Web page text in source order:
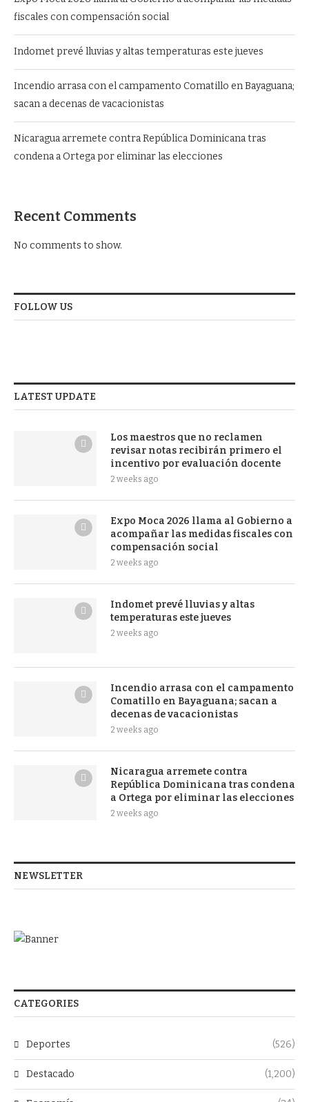
fiscales con compensación social
Indomet prevé lluvias y altas temperaturas este jueves
Incendio arrasa con el campamento Comatillo en Bayaguana;
sacan a decenas de vacacionistas
Nicaragua arremete contra República Dominicana tras
condena a Ortega por eliminar las elecciones
Recent Comments
No comments to show.
FOLLOW US
LATEST UPDATE
Los maestros que no reclamen
revisar notas recibirán primero el
incentivo por evaluación docente
2 weeks ago
Expo Moca 2026 llama al Gobierno a
acompañar las medidas fiscales con
compensación social
2 weeks ago
Indomet prevé lluvias y altas
temperaturas este jueves
2 weeks ago
Incendio arrasa con el campamento
Comatillo en Bayaguana; sacan a
decenas de vacacionistas
2 weeks ago
Nicaragua arremete contra
República Dominicana tras condena
a Ortega por eliminar las elecciones
2 weeks ago
NEWSLETTER
CATEGORIES
Deportes (526)
Destacado (1,200)